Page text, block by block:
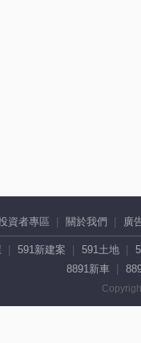
資者專區 關於我們 廣
591新建案 591土地
8891新車